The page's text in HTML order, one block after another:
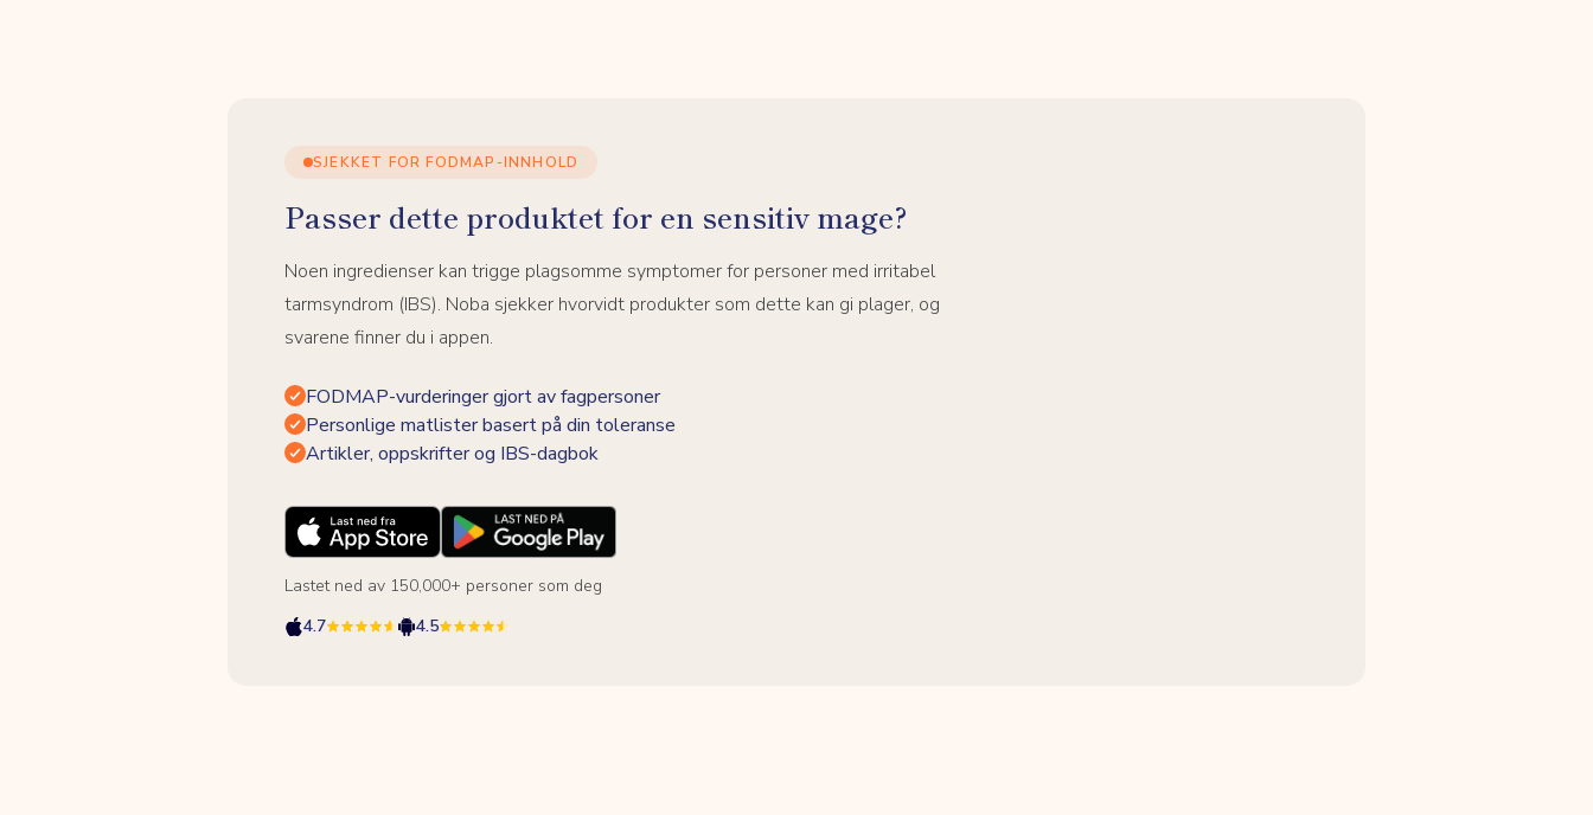
SJEKKET FOR FODMAP-INNHOLD
Passer dette produktet for en sensitiv mage?
Noen ingredienser kan trigge plagsomme symptomer for personer med irritabel
tarmsyndrom (IBS). Noba sjekker hvorvidt produkter som dette kan gi plager, og
svarene finner du i appen.
FODMAP-vurderinger gjort av fagpersoner
Personlige matlister basert på din toleranse
Artikler, oppskrifter og IBS-dagbok
Lastet ned av 150,000+ personer som deg
4.7
4.5